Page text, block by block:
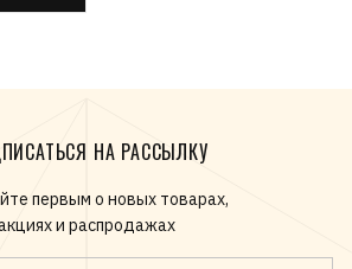
НА РАССЫЛКУ
первым о новых товарах,
и распродажах